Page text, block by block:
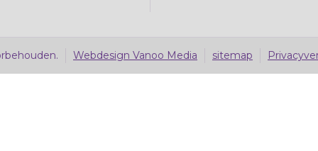
Webdesign Vanoo Media sitemap